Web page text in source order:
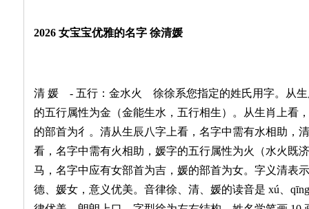
2026 女宝宝优雅的名字 徐清媛
清 媛 - 五行：金水火 徐徐系您指定的姓氏用字。从生
的五行属性为金（金能生水，五行相生）。从生肖上看
的部首为彳。清从生辰八字上看，名字中需有水相助，
看，名字中需有火相助，媛字的五行属性为火（水火既
马，名字中应有女部首为吉，媛的部首为女。字义清表
德、媛女，意义优美。音律徐、清、媛的读音是 xú、